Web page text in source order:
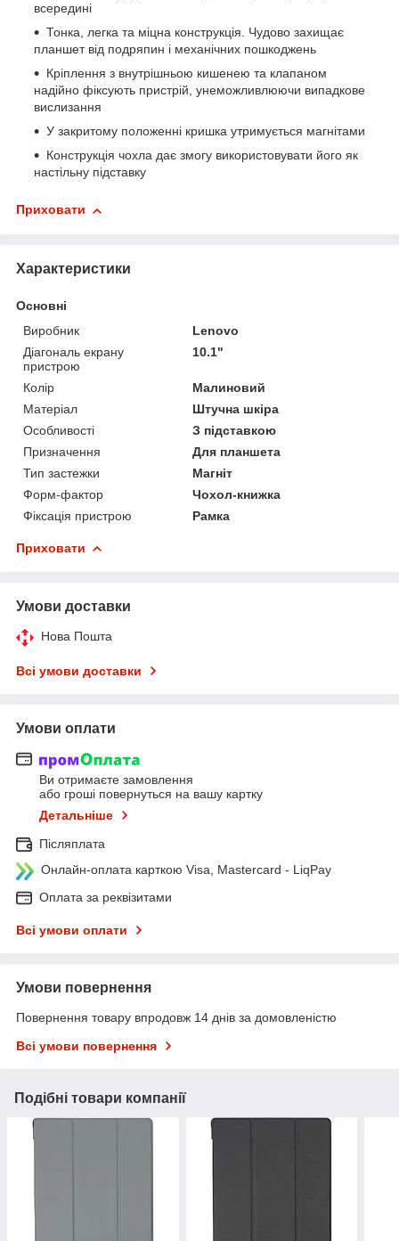
всередині
Тонка, легка та міцна конструкція. Чудово захищає
планшет від подряпин і механічних пошкоджень
Кріплення з внутрішньою кишенею та клапаном
надійно фіксують пристрій, унеможливлюючи випадкове
вислизання
У закритому положенні кришка утримується магнітами
Конструкція чохла дає змогу використовувати його як
настільну підставку
Приховати
Характеристики
Основні
Виробник
Lenovo
Діагональ екрану
пристрою
10.1"
Колір
Малиновий
Матеріал
Штучна шкіра
Особливості
З підставкою
Призначення
Для планшета
Тип застежки
Магніт
Форм-фактор
Чохол-книжка
Фіксація пристрою
Рамка
Приховати
Умови доставки
Нова Пошта
Всі умови доставки
Умови оплати
Ви отримаєте замовлення
або гроші повернуться на вашу картку
Детальніше
Післяплата
Онлайн-оплата карткою Visa, Mastercard - LiqPay
Оплата за реквізитами
Всі умови оплати
Умови повернення
Повернення товару впродовж 14 днів за домовленістю
Всі умови повернення
Подібні товари компанії